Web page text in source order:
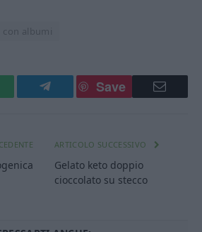
albumi
Telegram
Save
Email
ARTICOLO SUCCESSIVO
Gelato keto doppio
cioccolato su stecco